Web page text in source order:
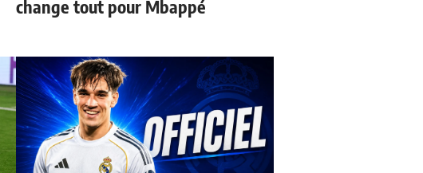
change tout pour Mbappé